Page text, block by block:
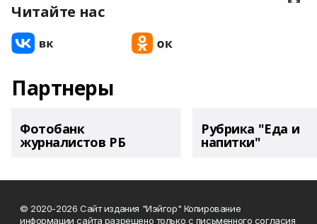
Читайте нас
Партнеры
Фотобанк
журналистов РБ
Рубрика "Еда и
напитки"
© 2020-2026 Сайт издания "Иэйгор" Копирование
информации сайта разрешено только с письменного согласия